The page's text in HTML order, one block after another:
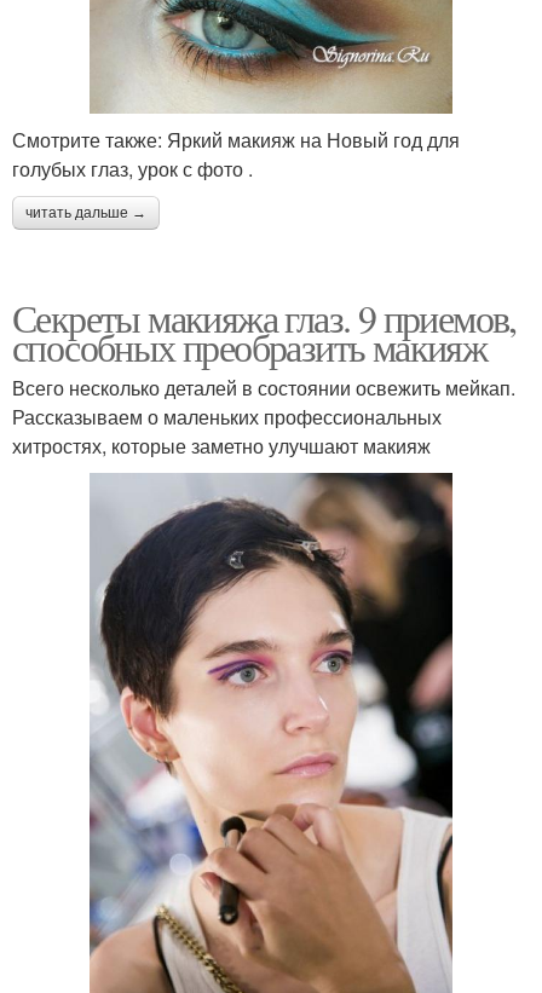
Смотрите также: Яркий макияж на Новый год для
голубых глаз, урок с фото .
читать дальше →
Секреты макияжа глаз. 9 приемов,
способных преобразить макияж
Всего несколько деталей в состоянии освежить мейкап.
Рассказываем о маленьких профессиональных
хитростях, которые заметно улучшают макияж